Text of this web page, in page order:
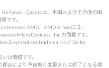
GeForce、Quadroは、米国およびその他の国
です。
reserved. AMD、AMD Arrowロゴ、
Micro Devices、Inc.の商標です。
D symbol are trademarks of Dolby
は商標です。
都合により予告無く変更または終了となる場